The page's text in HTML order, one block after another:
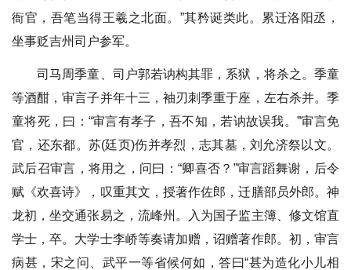
衙官，吾笔当得王羲之北面。”其矜诞类此。累迁洛阳丞，
坐事贬吉州司户参军。
司马周季童、司户郭若讷构其罪，系狱，将杀之。季童
等酒酣，审言子并年十三，袖刃刺季重于座，左右杀并。季
童将死，曰：“审言有孝子，吾不知，若讷故误我。”审言免
官，还东都。苏(廷页)伤并孝烈，志其墓，刘允济祭以文。
武后召审言，将用之，问曰：“卿喜否？”审言蹈舞谢，后令
赋《欢喜诗》，叹重其文，授著作佐郎，迁膳部员外郎。神
龙初，坐交通张易之，流峰州。入为国子监主簿、修文馆直
学士，卒。大学士李峤等奏请加赠，诏赠著作郎。初，审言
病甚，宋之问、武平一等省候何如，答曰“甚为造化小儿相